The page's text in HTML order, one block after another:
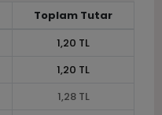
Toplam Tutar
1,20 TL
1,20 TL
1,28 TL